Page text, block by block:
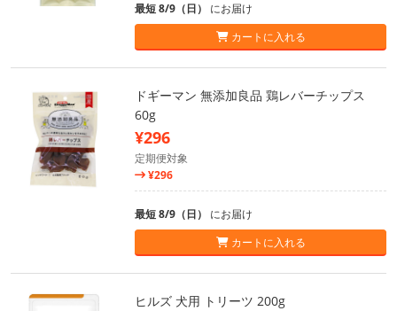
最短 8/9（日） にお届け
カートに入れる
ドギーマン 無添加良品 鶏レバーチップス
60g
¥296
定期便対象
¥296
最短 8/9（日） にお届け
カートに入れる
ヒルズ 犬用 トリーツ 200g